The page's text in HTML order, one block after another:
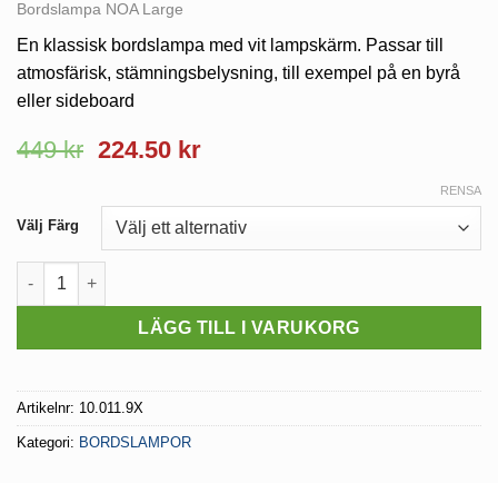
Bordslampa NOA Large
En klassisk bordslampa med vit lampskärm. Passar till
atmosfärisk, stämningsbelysning, till exempel på en byrå
eller sideboard
449kr 224.50 kr
Välj Färg
RENSA
Bordslampa NOA Large med Touch mängd
LÄGG TILL I VARUKORG
Artikelnr: 10.011.9X
Kategori: BORDSLAMPOR